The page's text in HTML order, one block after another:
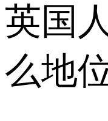
英国
么地